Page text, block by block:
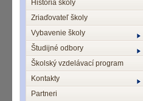
História školy
Zriaďovateľ školy
Vybavenie školy
Študijné odbory
Školský vzdelávací program
Kontakty
Partneri